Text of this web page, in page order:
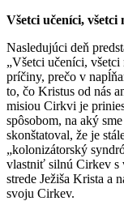
Všetci učeníci, všetci
Nasledujúci deň
„Všetci učeníci,
príčiny, prečo v
to, čo Kristus od nás
misiou Cirkvi je
spôsobom, na aký
skonštatoval, že je
„kolonizátorský
vlastniť silnú Cirkev s
strede Ježiša Krista a
svoju Cirkev.